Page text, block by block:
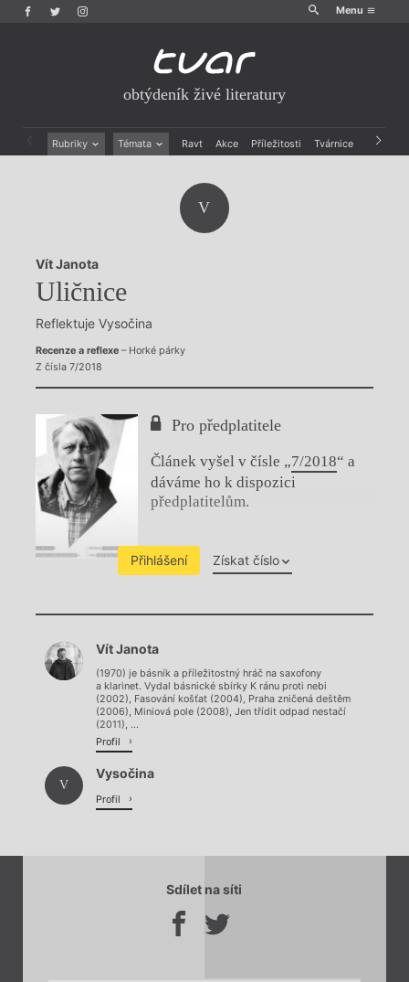
Menu
obtýdeník živé literatury
Rubriky Témata Ravt Akce Příležitosti Tvárnice Archiv
Rozhovory
Dokument
Výroční ceny
V
Vít Janota
Uličnice
Reflektuje Vysočina
Recenze a reflexe– Horké párky
Z čísla 7/2018
Pro předplatitele
Článek vyšel v čísle „7/2018“ a
dáváme ho k dispozici
předplatitelům.
Přihlášení Získat číslo
Chviličku.
Vít Janota
(1970) je básník a příležitostný hráč na saxofony
a klarinet. Vydal básnické sbírky K ránu proti nebi
(2002), Fasování košťat (2004), Praha zničená deštěm
(2006), Miniová pole (2008), Jen třídit odpad nestačí
(2011), ...
Profil
V
Vysočina
Profil
Sdílet na síti